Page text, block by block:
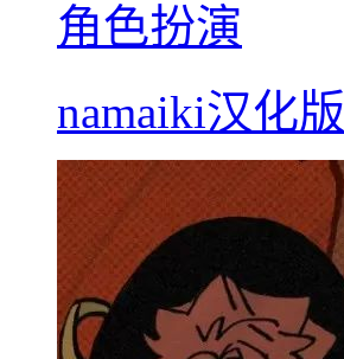
角色扮演
namaiki汉化版